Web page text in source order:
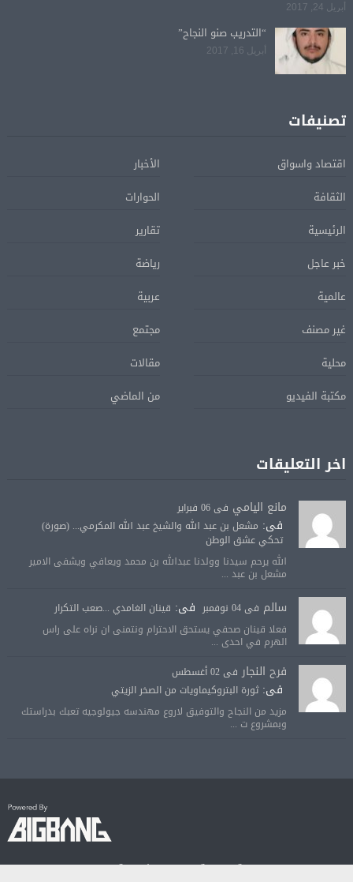
أبريل 24, 2017
“التدريب صنو النجاح”
أبريل 16, 2017
تصنيفات
اقتصاد واسواق
الأخبار
الثقافة
الحوارات
الرئيسية
تقارير
خبر عاجل
رياضة
عالمية
عربية
غير مصنف
مجتمع
محلية
مقالات
مكتبة الفيديو
من الماضي
اخر التعليقات
مانع اليامي فى 06 فبراير
فى: مشعل بن عبد الله والشيخ عبد الله المكرمي... (صورة)
تحكي عشق الوطن
الله يرحم سيدنا وولدنا عبدالله بن محمد ويعافي ويشفى الامير
مشعل بن عبد ...
سالم فى 04 نوفمبر فى: قينان الغامدي ...صعب التكرار
فعلا قينان صحفي يستحق الاحترام ونتمنى ان نراه على راس
الهرم في احدى ...
فرح النجار فى 02 أغسطس
فى:ثورة البتروكيماويات من الصخر الزيتي
مزيد من النجاح والتوفيق لاروع مهندسه جيولوجيه تعبك بدراستك
وبمشروع ت ...
© جميع الحقوق محفوظة لصحيفة الجودة الالكترونية 2018